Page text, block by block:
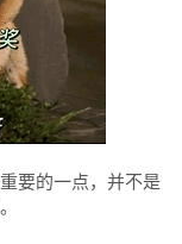
要的一点，并不是